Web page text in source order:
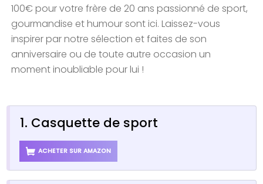
100€ pour votre frère de 20 ans passionné de sport,
gourmandise et humour sont ici. Laissez-vous
inspirer par notre sélection et faites de son
anniversaire ou de toute autre occasion un
moment inoubliable pour lui !
1. Casquette de sport
ACHETER SUR AMAZON